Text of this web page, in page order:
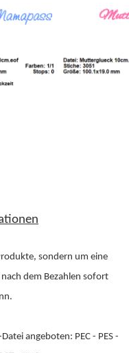
sondern um eine
dem Bezahlen sofort
angeboten: PEC - PES -